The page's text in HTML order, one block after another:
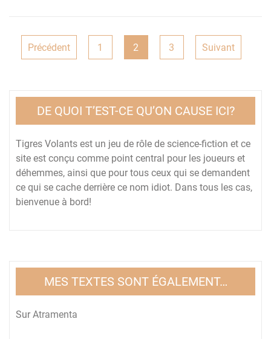
Pagination
Précédent 1 2 3 Suivant
DE QUOI T’EST-CE QU’ON CAUSE ICI?
Tigres Volants est un jeu de rôle de science-fiction et ce
site est conçu comme point central pour les joueurs et
déhemmes, ainsi que pour tous ceux qui se demandent
ce qui se cache derrière ce nom idiot. Dans tous les cas,
bienvenue à bord!
MES TEXTES SONT ÉGALEMENT…
Sur Atramenta